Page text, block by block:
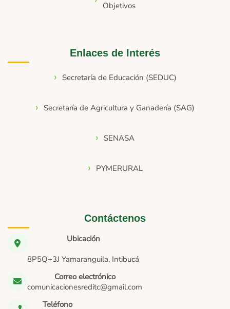
Objetivos
Enlaces de Interés
Secretaría de Educación (SEDUC)
Secretaría de Agricultura y Ganadería (SAG)
SENASA
PYMERURAL
Contáctenos
Ubicación
8P5Q+3J Yamaranguila, Intibucá
Correo electrónico
comunicacionesreditc@gmail.com
Teléfono